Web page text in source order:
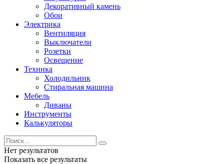
Декоративный камень
Обои
Электрика
Вентиляция
Выключатели
Розетки
Освещение
Техника
Холодильник
Стиральная машина
Мебель
Диваны
Инструменты
Калькуляторы
Нет результатов
Показать все результаты